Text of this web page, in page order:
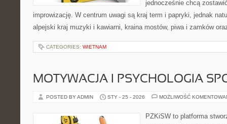
jednocześnie chcą
improwizację. W centrum uwagi są kraj term i papryki, jednak
alpejski kraj muzyki i kawiarni, kraina mostów, piwa i zamków
CATEGORIES: WIETNAM
MOTYWACJA I PSYCHOLOGIA
POSTED BY ADMIN STY - 25 - 2026 MOŻLIWOŚĆ
PZKiSW to platforma